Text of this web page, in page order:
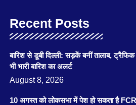
Recent Posts
बारिश से डूबी दिल्ली: सड़कें बनीं तालाब,
भी भारी बारिश का अलर्ट
August 8, 2026
10 अगस्त को लोकसभा में पेश हो सकता है